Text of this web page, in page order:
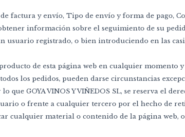
factura y envío, Tipo de envío y forma de pago,
información sobre el seguimiento de su
usuario registrado, o bien introduciendo en las
producto de esta página web en cualquier
los pedidos, pueden darse circunstancias
GOYA VINOS Y VIÑEDOS SL, se reserva el
o frente a cualquier tercero por el hecho de
cualquier material o contenido de la página web,